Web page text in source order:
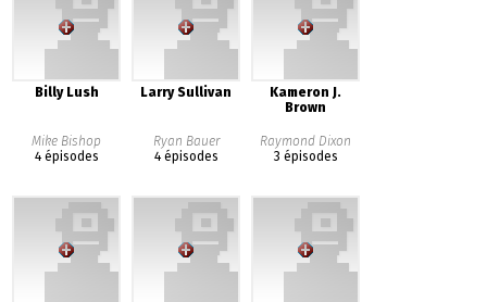
Billy Lush
Mike Bishop
4 épisodes
Larry Sullivan
Ryan Bauer
4 épisodes
Kameron J.
Brown
Raymond Dixon
3 épisodes